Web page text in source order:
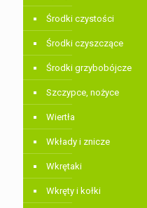
Środki czystości
Środki czyszczące
Środki grzybobójcze
Szczypce, nożyce
Wiertła
Wkłady i znicze
Wkrętaki
Wkręty i kołki